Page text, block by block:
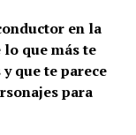
en la
que más te
que te parece
para